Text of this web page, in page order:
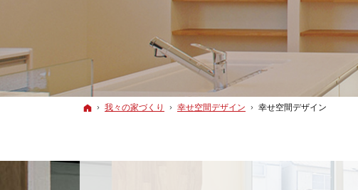
ホーム
我々の家づくり 幸せ空間デザイン 幸せ空間デザイン